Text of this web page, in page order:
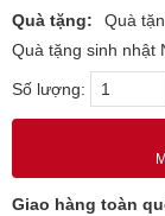
Quà tặng:
Quà
Quà tặng sinh nhật
Số lượng:
Giao hàng toàn